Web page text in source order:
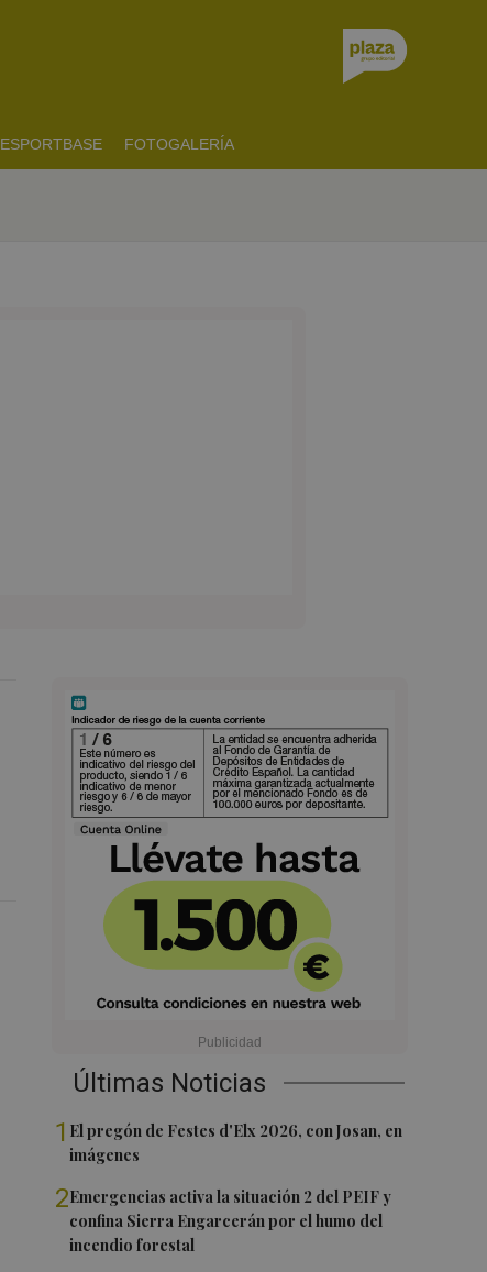
ESPORTBASE FOTOGALERÍA
Últimas Noticias
1 El pregón de Festes d'Elx 2026, con Josan, en
imágenes
2Emergencias activa la situación 2 del PEIF y
confina Sierra Engarcerán por el humo del
incendio forestal